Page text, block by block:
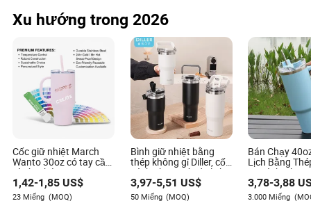
Xu hướng trong 2026
Cốc giữ nhiệt March
Wanto 30oz có tay cầm
và ống hút
1,42-1,85 US$
23 Miếng (MOQ)
Bình giữ nhiệt bằng
thép không gỉ Diller, cốc
cách nhiệt, cốc du lịch,
bình giữ nhiệt ngoài
trời
3,97-5,51 US$
50 Miếng (MOQ)
Bán Chạy
Lịch Bằng
Gỉ Cách Nhiệt
Cầm
3,78-3,88
3.000 Miếng